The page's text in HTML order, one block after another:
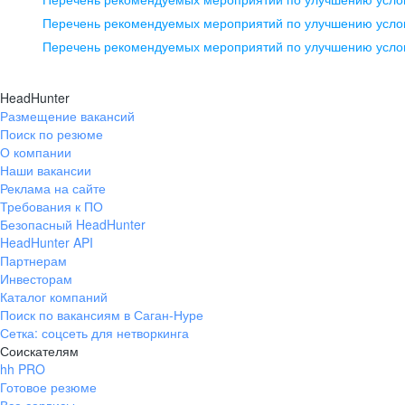
pr@ural.hh.ru
помещение 21
+7 383 207-94-64
pr@nsk.hh.ru
Перечень рекомендуемых мероприятий по улучшению
Перечень рекомендуемых мероприятий по улучшению
HeadHunter
Размещение вакансий
Поиск по резюме
О компании
Наши вакансии
Реклама на сайте
Требования к ПО
Безопасный HeadHunter
HeadHunter API
Партнерам
Инвесторам
Каталог компаний
Поиск по вакансиям в Саган-Нуре
Сетка: соцсеть для нетворкинга
Соискателям
hh PRO
Готовое резюме